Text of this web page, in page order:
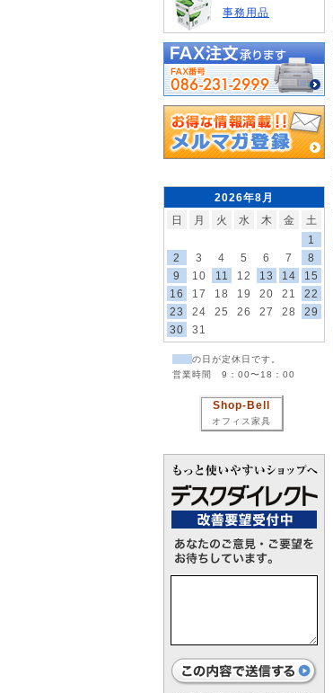
事務用品
2026年8月
日
月 火 水 木 金
土
1
2
3 4 5 6 7
8
9
10 11 12 13 14
15
16
17 18 19 20 21
22
23
24 25 26 27 28
29
30
31
の日が定休日です。
営業時間 9：00〜18：00
Shop-Bell
オフィス家具